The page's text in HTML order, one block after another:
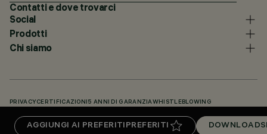
AGGIUNGI AI PREFERITI PREFERITI DOWNLOADS
Contatti e dove trovarci
Social
Prodotti
Chi siamo
PRIVACY CERTIFICAZIONI 5 ANNI DI GARANZIAWHISTLEBLOWING
KNOWLEDGE BASE (LOGIN NECESSARIO)DOWNLOADS